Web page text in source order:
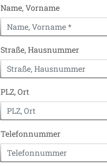
Name, Vorname
Straße, Hausnummer
PLZ, Ort
Telefonnummer